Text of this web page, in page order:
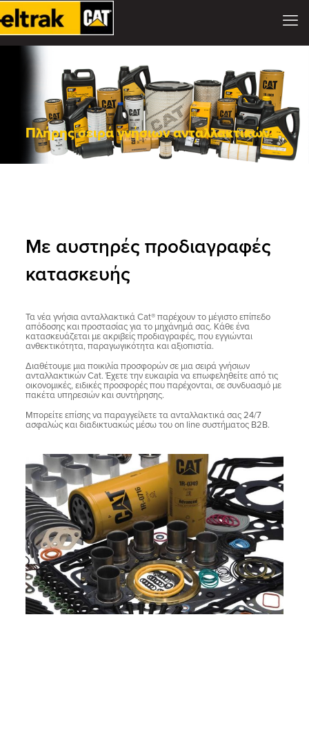
Πλήρης σειρά γνήσιων ανταλλακτικών
Με αυστηρές προδιαγραφές
κατασκευής
Τα νέα γνήσια ανταλλακτικά Cat® παρέχουν το μέγιστο επίπεδο
απόδοσης και προστασίας για το μηχάνημά σας. Κάθε ένα
κατασκευάζεται με ακριβείς προδιαγραφές, που εγγιώνται
ανθεκτικότητα, παραγωγικότητα και αξιοπιστία.
Διαθέτουμε μια ποικιλία προσφορών σε μια σειρά γνήσιων
ανταλλακτικών Cat. Έχετε την ευκαιρία να επωφεληθείτε από τις
οικονομικές, ειδικές προσφορές που παρέχονται, σε συνδυασμό με
πακέτα υπηρεσιών και συντήρησης.
Μπορείτε επίσης να παραγγείλετε τα ανταλλακτικά σας 24/7
ασφαλώς και διαδικτυακώς μέσω του on line συστήματος Β2Β.